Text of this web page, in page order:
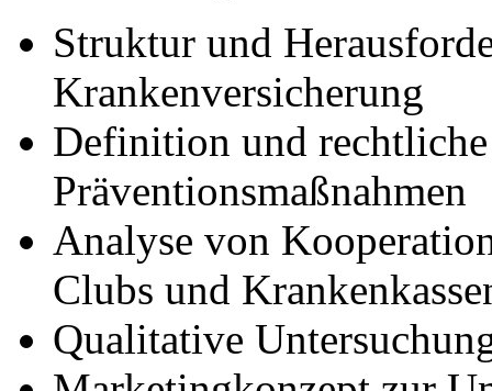
Struktur und
Krankenversicherung
Definition und
Präventionsmaßnahmen
Analyse von
Clubs und
Qualitative